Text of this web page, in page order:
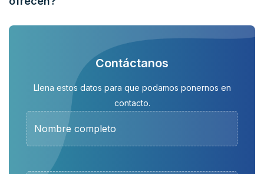
Contáctanos
Llena estos datos para que podamos ponernos en
contacto.